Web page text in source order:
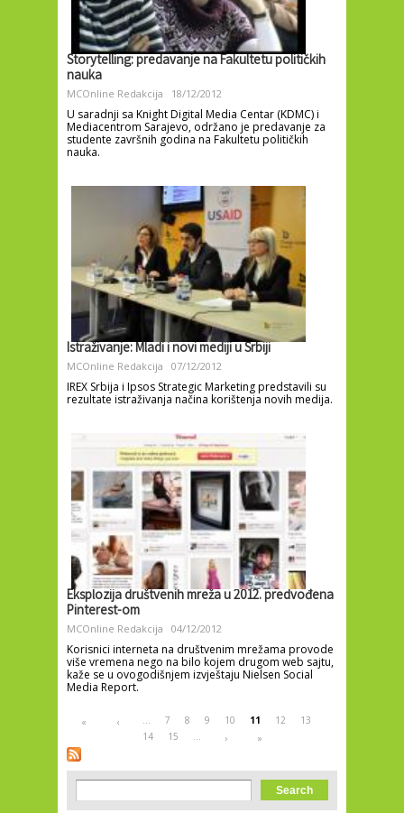
Storytelling: predavanje na Fakultetu političkih
nauka
MCOnline Redakcija 18/12/2012
U saradnji sa Knight Digital Media Centar (KDMC) i
Mediacentrom Sarajevo, održano je predavanje za
studente završnih godina na Fakultetu političkih
nauka.
Istraživanje: Mladi i novi mediji u Srbiji
MCOnline Redakcija 07/12/2012
IREX Srbija i Ipsos Strategic Marketing predstavili su
rezultate istraživanja načina korištenja novih medija.
Eksplozija društvenih mreža u 2012. predvođena
Pinterest-om
MCOnline Redakcija 04/12/2012
Korisnici interneta na društvenim mrežama provode
više vremena nego na bilo kojem drugom web sajtu,
kaže se u ovogodišnjem izvještaju Nielsen Social
Media Report.
Pages
« ‹ … 7 8 9 10 11 12
13
14
15 … › »
Search form
Search